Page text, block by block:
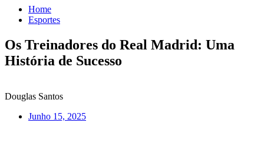
Home
Esportes
Os Treinadores do Real Madrid: Uma
História de Sucesso
Douglas Santos
Junho 15, 2025